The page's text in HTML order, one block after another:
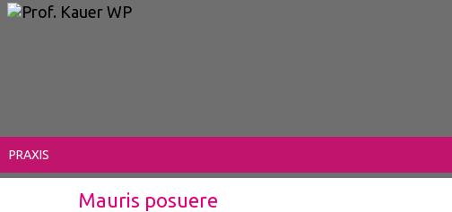
PRAXIS
Mauris posuere